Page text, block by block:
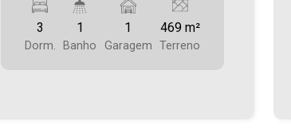
venda. Confira mais uma de nossas
opções! Prédio comercial localizado no
Jardim Gisela . O Imóvel conta com um
3
Dorm.
1
Banho
1
Garagem
469 m²
Terreno